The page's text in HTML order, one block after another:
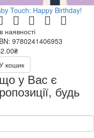
Touch: Happy Birthday!
наявності
9780241406953
кошик
у Вас є
будь